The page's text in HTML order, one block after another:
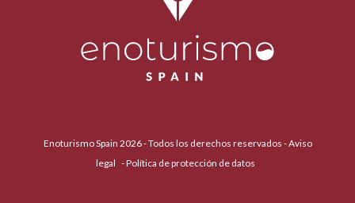
Enoturismo Spain 2026 - Todos los derechos reservados -Aviso
legal -Política de protección de datos